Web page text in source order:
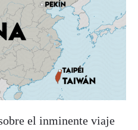
el inminente viaje